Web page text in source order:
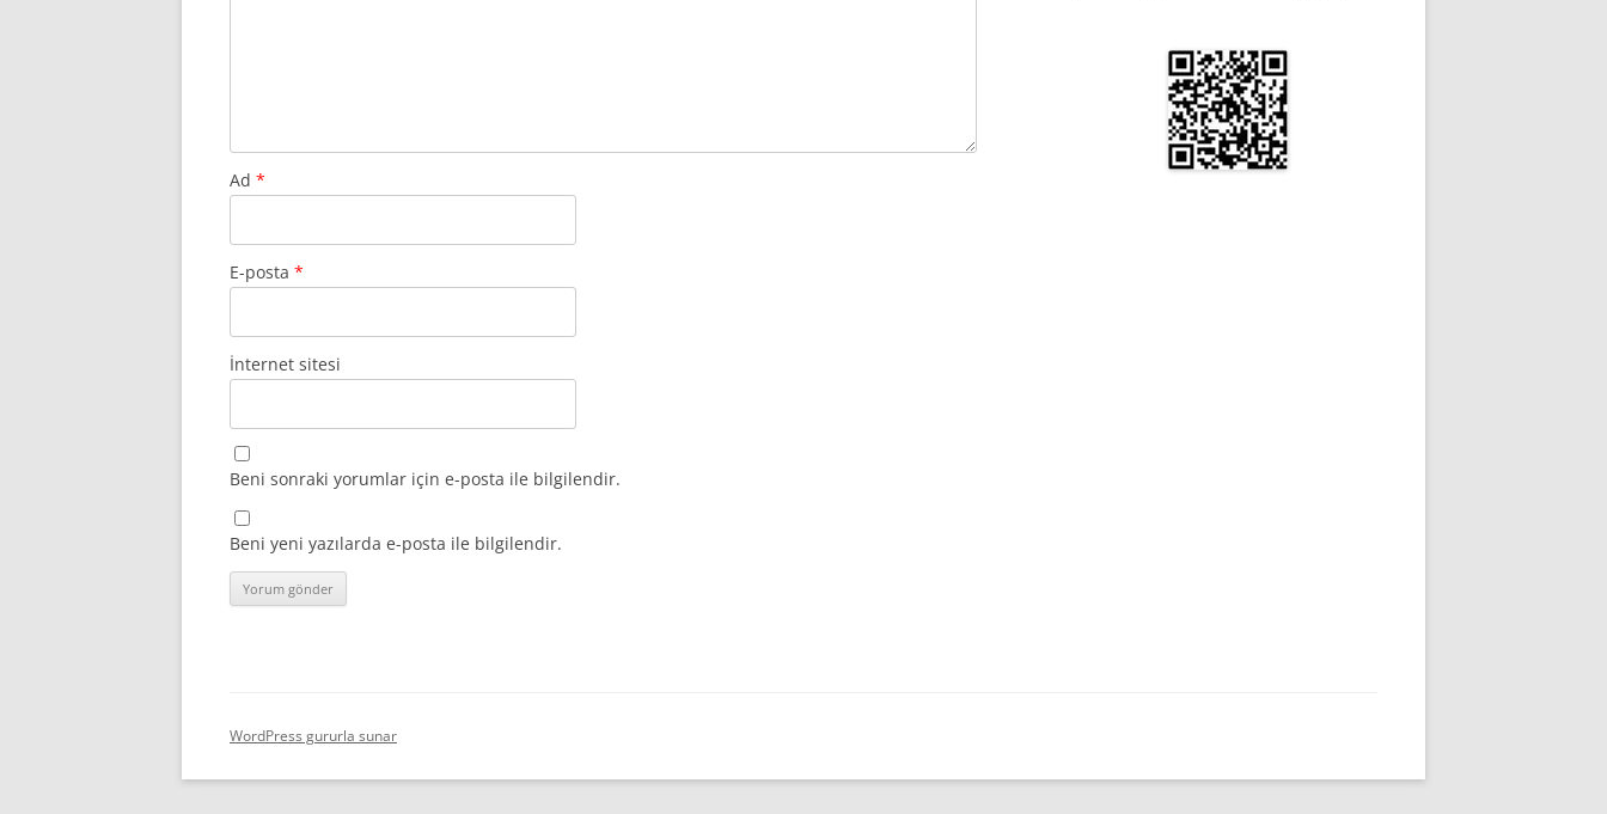
Ad *
E-posta *
İnternet sitesi
Beni sonraki yorumlar için e-posta ile bilgilendir.
Beni yeni yazılarda e-posta ile bilgilendir.
WordPress gururla sunar